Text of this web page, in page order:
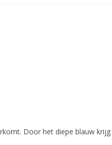
Door het diepe blauw